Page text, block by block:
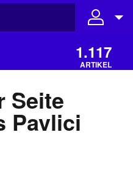
1.117
ARTIKEL
Seite
Pavlici